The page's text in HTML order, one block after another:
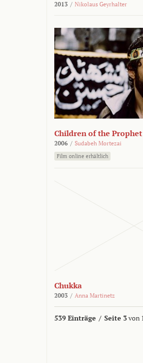
2013 / Nikolaus Geyrhalter
Children of the Prophet
2006 / Sudabeh Mortezai
Film online erhältlich
Chukka
2003 / Anna Martinetz
539 Einträge / Seite 3von